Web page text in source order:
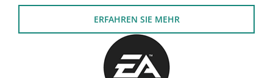
ERFAHREN SIE MEHR